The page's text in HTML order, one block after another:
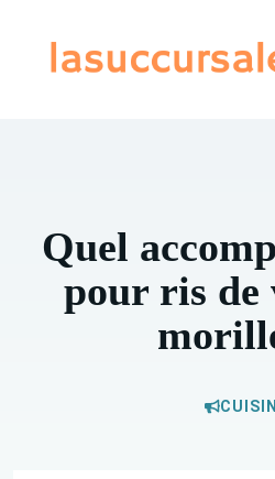
contenu
Quel
pour ris de